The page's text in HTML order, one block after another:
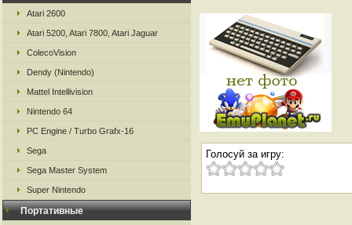
Atari 2600
Atari 5200, Atari 7800, Atari Jaguar
ColecoVision
Dendy (Nintendo)
Mattel Intellivision
Nintendo 64
PC Engine / Turbo Grafx-16
Sega
Sega Master System
Super Nintendo
Портативные
Голосуй за игру: